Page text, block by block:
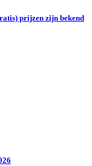
prijzen zijn bekend